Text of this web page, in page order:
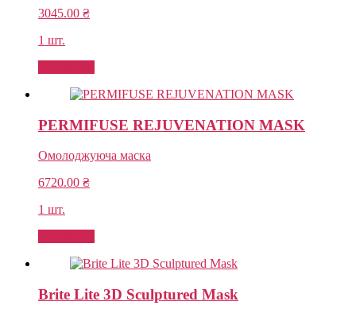
3045.00 ₴
1 шт.
PERMIFUSE REJUVENATION MASK
Омолоджуюча маска
6720.00 ₴
1 шт.
Brite Lite 3D Sculptured Mask